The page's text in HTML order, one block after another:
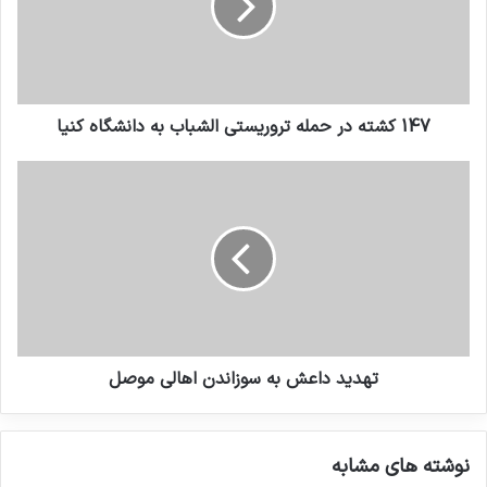
در تاریخ 24 آذر 1391 با 17 کشته و زخمی، انفجار در
مسیر اتوبوس زائران ایرانی در سامرا در 30
انفجاری خودروی بمب گذاری شده در میان دو
از اقدامات برنامه ریزی شده گروههای تروریستی
در حمله به شهروندان ایرانی دارد. اقداماتی که
حتی منجر به قربانی شدن صدها غیر نظامی و
شهروند بیگناه از جمله زنان و کودکان عراقی و
147 کشته در حمله تروریستی الشباب به دانشگاه کنیا
تهدید داعش به سوزاندن اهالی موصل
نوشته های مشابه